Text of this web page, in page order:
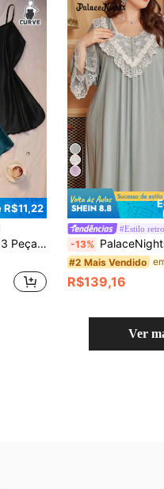
Fenda Lateral Fake Seda
#Estilo retro
-13% PalaceNights Camisola Longa de Manga Longa com Ajuste Folgado e Bordado Floral em Estilo Palaciano Retrô
#2 Mais Vendido
R$139,16
Ver